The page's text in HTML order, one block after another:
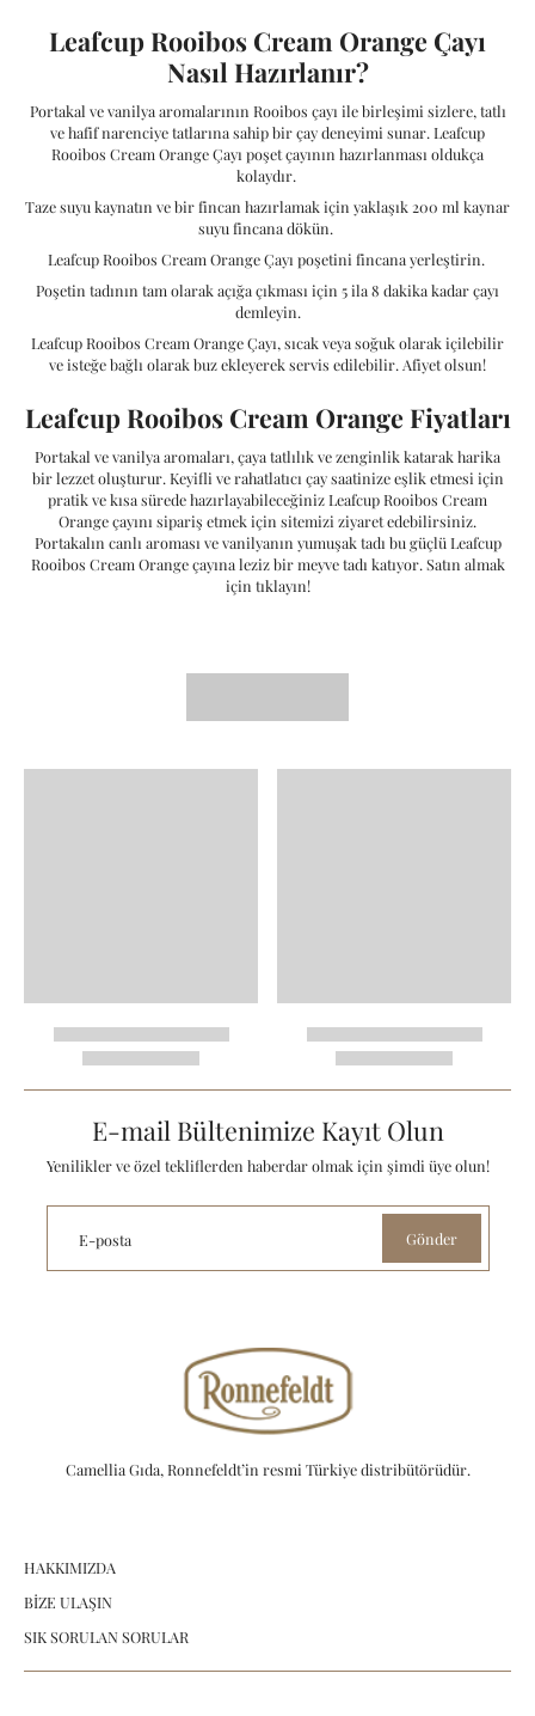
Leafcup Rooibos Cream Orange Çayı
Nasıl Hazırlanır?
Portakal ve vanilya aromalarının Rooibos çayı ile birleşimi sizlere, tatlı
ve hafif narenciye tatlarına sahip bir çay deneyimi sunar. Leafcup
Rooibos Cream Orange Çayı poşet çayının hazırlanması oldukça
kolaydır.
Taze suyu kaynatın ve bir fincan hazırlamak için yaklaşık 200 ml kaynar
suyu fincana dökün.
Leafcup Rooibos Cream Orange Çayı poşetini fincana yerleştirin.
Poşetin tadının tam olarak açığa çıkması için 5 ila 8 dakika kadar çayı
demleyin.
Leafcup Rooibos Cream Orange Çayı, sıcak veya soğuk olarak içilebilir
ve isteğe bağlı olarak buz ekleyerek servis edilebilir. Afiyet olsun!
Leafcup Rooibos Cream Orange Fiyatları
Portakal ve vanilya aromaları, çaya tatlılık ve zenginlik katarak harika
bir lezzet oluşturur. Keyifli ve rahatlatıcı çay saatinize eşlik etmesi için
pratik ve kısa sürede hazırlayabileceğiniz Leafcup Rooibos Cream
Orange çayını sipariş etmek için sitemizi ziyaret edebilirsiniz.
Portakalın canlı aroması ve vanilyanın yumuşak tadı bu güçlü Leafcup
Rooibos Cream Orange çayına leziz bir meyve tadı katıyor. Satın almak
için tıklayın!
E-mail Bültenimize Kayıt Olun
Yenilikler ve özel tekliflerden haberdar olmak için şimdi üye olun!
E-posta Gönder
Camellia Gıda, Ronnefeldt’in resmi Türkiye distribütörüdür.
HAKKIMIZDA
BİZE ULAŞIN
SIK SORULAN SORULAR